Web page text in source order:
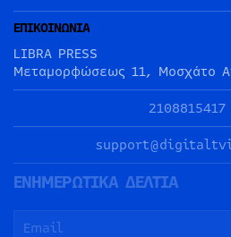
ΕΠΙΚΟΙΝΩΝΙΑ
LIBRA PRESS
Μεταμορφώσεως 11, Μοσχάτο
2108815417
ΕΝΗΜΕΡΩΤΙΚΑ ΔΕΛΤΙΑ